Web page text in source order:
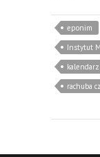
eponim
Instytut
kalendarz
rachuba